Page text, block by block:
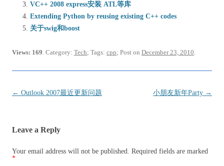
VC++ 2008 express安装 ATL等库
Extending Python by reusing existing C++ codes
关于swig和boost
Views: 169. Category: Tech; Tags: cpp; Post on December 23, 2010.
Post
← Outlook 2007最近更新问题 小朋友新年Party →
Leave a Reply
Your email address will not be published. Required fields are marked
*